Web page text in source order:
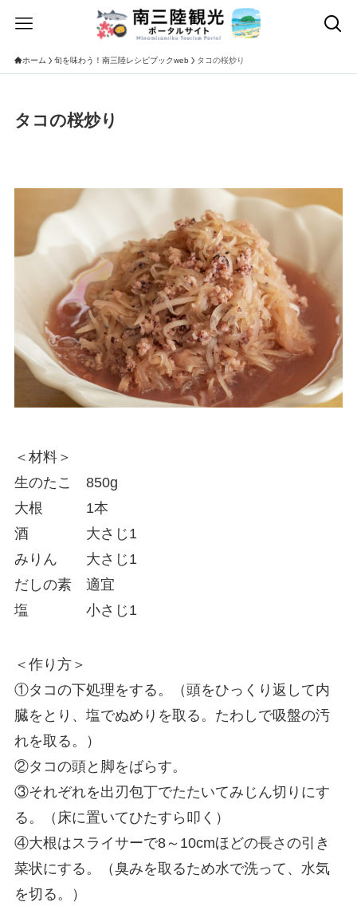
ホーム 旬を味わう！南三陸レシピブックweb タコの桜炒り
タコの桜炒り
＜材料＞
生のたこ 850g
大根 1本
酒 大さじ1
みりん 大さじ1
だしの素 適宜
塩 小さじ1
＜作り方＞
①タコの下処理をする。（頭をひっくり返して内
臓をとり、塩でぬめりを取る。たわしで吸盤の汚
れを取る。）
②タコの頭と脚をばらす。
③それぞれを出刃包丁でたたいてみじん切りにす
る。（床に置いてひたすら叩く）
④大根はスライサーで8～10cmほどの長さの引き
菜状にする。（臭みを取るため水で洗って、水気
を切る。）